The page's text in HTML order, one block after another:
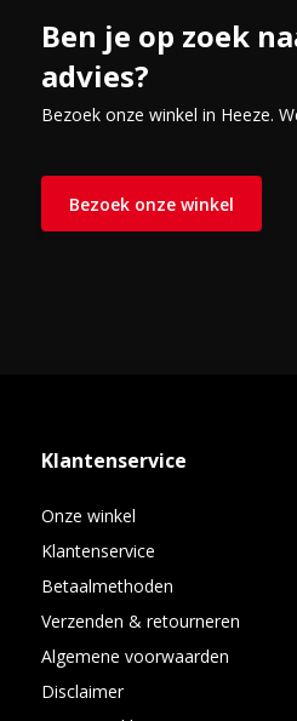
Ben je op zoek
advies?
Bezoek onze winkel in Heeze.
Bezoek onze winkel
Klantenservice
Onze winkel
Klantenservice
Betaalmethoden
Verzenden & retourneren
Algemene voorwaarden
Disclaimer